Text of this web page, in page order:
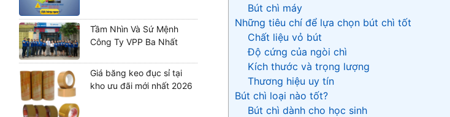
Tầm Nhìn Và Sứ Mệnh
Công Ty VPP Ba Nhất
Giá băng keo đục sỉ tại
kho ưu đãi mới nhất 2026
Bút chì máy
Những tiêu chí để lựa chọn bút chì tốt
Chất liệu vỏ bút
Độ cứng của ngòi chì
Kích thước và trọng lượng
Thương hiệu uy tín
Bút chì loại nào tốt?
Bút chì dành cho học sinh